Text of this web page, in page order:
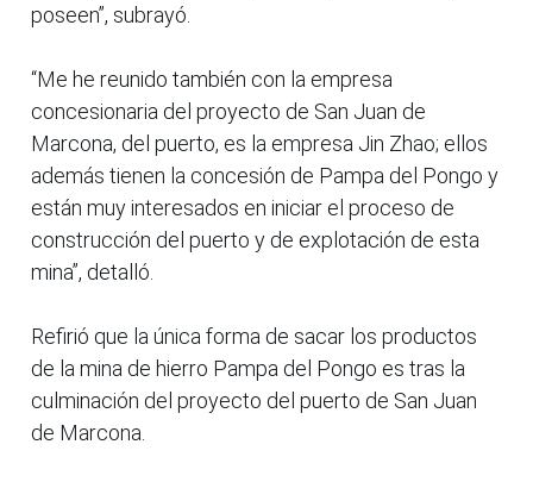
poseen”, subrayó.
“Me he reunido también con la empresa
concesionaria del proyecto de San Juan de
Marcona, del puerto, es la empresa Jin Zhao; ellos
además tienen la concesión de Pampa del Pongo y
están muy interesados en iniciar el proceso de
construcción del puerto y de explotación de esta
mina”, detalló.
Refirió que la única forma de sacar los productos
de la mina de hierro Pampa del Pongo es tras la
culminación del proyecto del puerto de San Juan
de Marcona.